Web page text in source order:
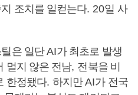
조치를 일컫는다. 20일 사
틸은 일단AI가 최초로 발생
멀지 않은 전남, 전북을 비
한정됐다. 하지만AI가 전국